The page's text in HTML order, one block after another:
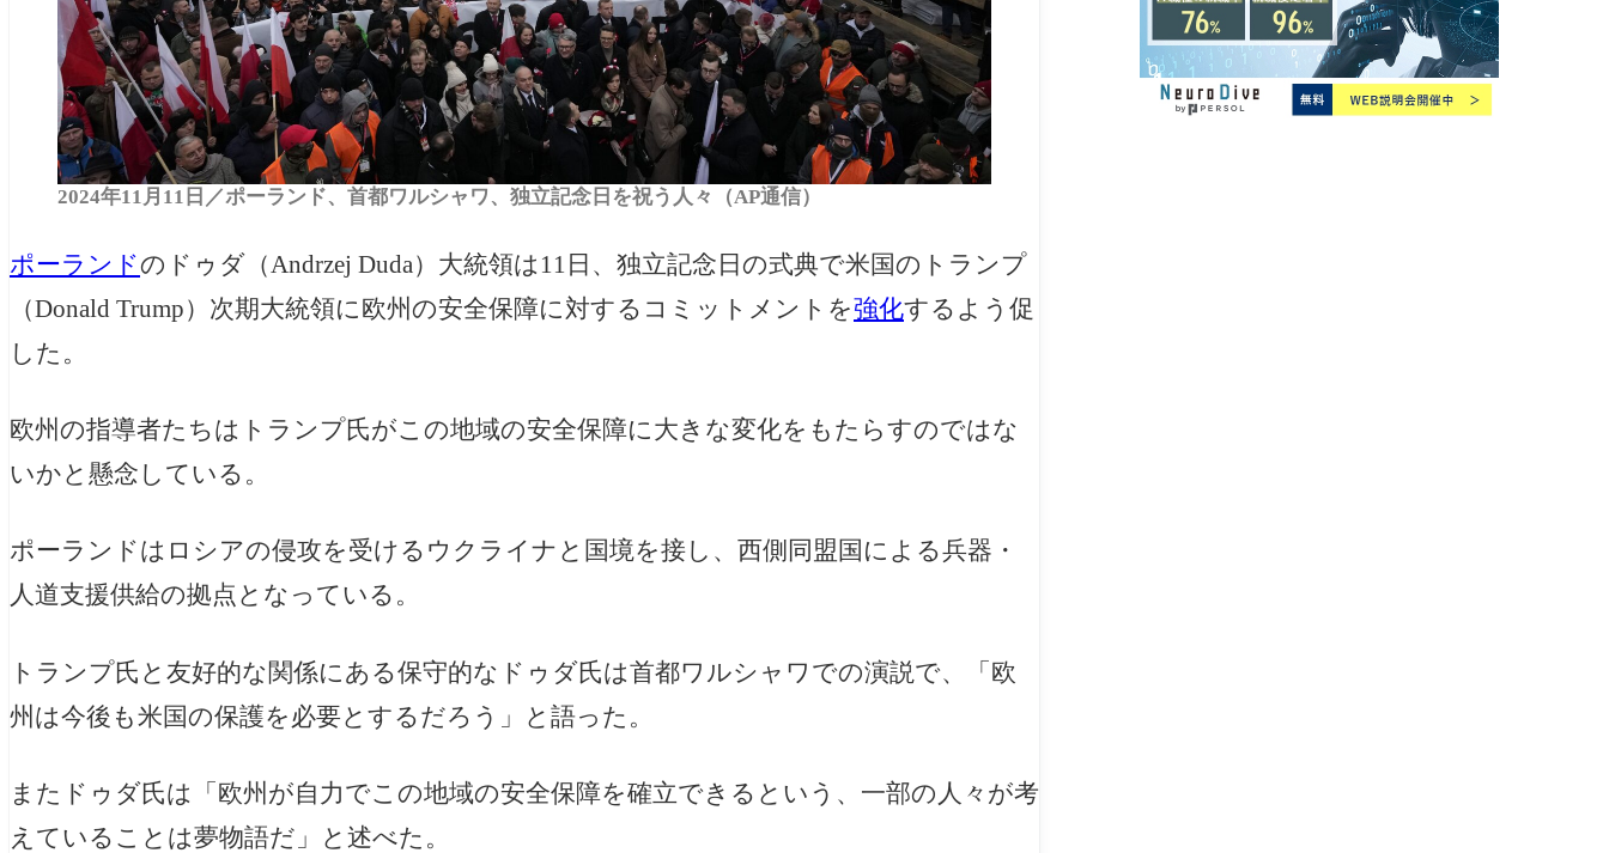
2024年11月11日／ポーランド、首都ワルシャワ、独立記念日を祝う人々（AP通信）
ポーランドのドゥダ （Andrzej Duda） 大統領は11日、独立記念日の式典で米国の トランプ
（Donald Trump） 次期大統領に欧州の安全保障に対するコミットメントを強化するよう促
した。
欧州の指導者たちはトランプ氏がこの地域の安全保障に大きな変化をもたらすのではな
いかと懸念している。
ポーランドはロシアの侵攻を受けるウクライナと国境を接し、西側同盟国による兵器・
人道支援供給の拠点となっている。
トランプ氏と友好的な関係にある保守的なドゥダ氏は首都ワルシャワでの演説で、「欧
州は今後も米国の保護を必要とするだろう」と語った。
またドゥダ氏は「欧州が自力でこの地域の安全保障を確立できるという、一部の人々が考
えていることは夢物語だ」と述べた。